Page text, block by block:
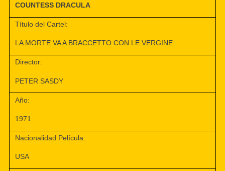
COUNTESS DRACULA
Título del Cartel:
LA MORTE VA A BRACCETTO CON LE VERGINE
Director:
PETER SASDY
Año:
1971
Nacionalidad Película:
USA